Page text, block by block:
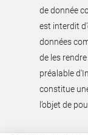
de donnée
est interdit
données
de les
préalable
constitue
l’objet de